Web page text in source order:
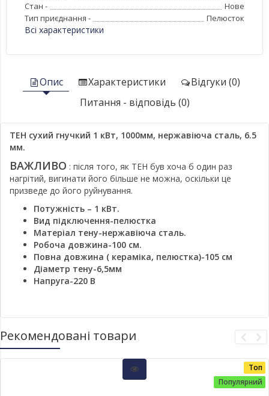
Стан -
Нове
Тип приєднання -
Пелюсток
Всі характеристики
Опис Характеристики
Відгуки (0)
Питання - відповідь (0)
ТЕН сухий гнучкий 1 кВт, 1000мм, нержавіюча сталь, 6.5
мм.
ВАЖЛИВО : після того, як ТЕН був хоча б один раз
нагрітий, вигинати його більше не можна, оскільки це
призведе до його руйнування.
Потужність – 1 кВт.
Вид підключення-пелюстка
Матеріал тену-нержавіюча сталь.
Робоча довжина-100 см.
Повна довжина ( кераміка, пелюстка)-105 см
Діаметр тену-6,5мм
Напруга-220 В
Рекомендовані товари
Топ
Популярний